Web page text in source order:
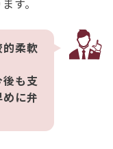
柔軟
も支
に弁